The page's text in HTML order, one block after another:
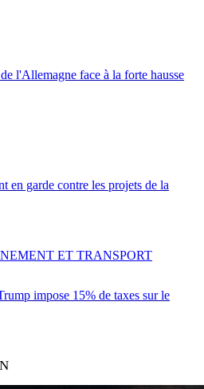
l'Allemagne face à la forte hausse
en garde contre les projets de la
impose 15% de taxes sur le
ET TRANSPORT